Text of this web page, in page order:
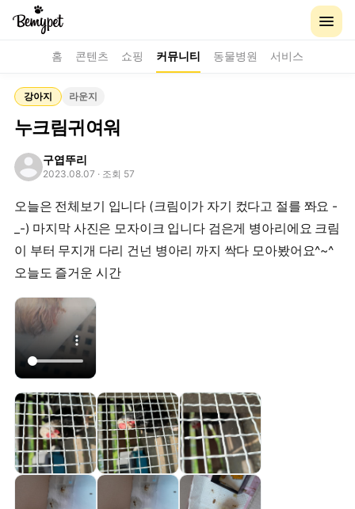
홈 콘텐츠 쇼핑 커뮤니티 동물병원 서비스
강아지 라운지
누크림귀여워
구엽뚜리
2023.08.07 · 조회 57
오늘은 전체보기 입니다 (크림이가 자기 컸다고 절를 쫘요 -
_-) 마지막 사진은 모자이크 입니다 검은게 병아리에요 크림
이 부터 무지개 다리 건넌 병아리 까지 싹다 모아봤어요^~^
오늘도 즐거운 시간